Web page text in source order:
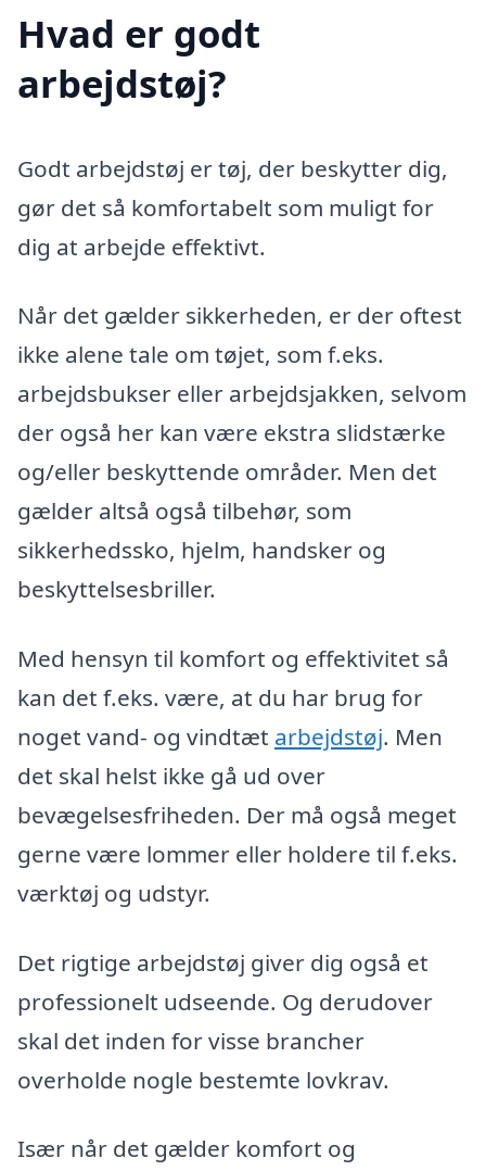
Hvad er godt
arbejdstøj?
Godt arbejdstøj er tøj, der beskytter dig,
gør det så komfortabelt som muligt for
dig at arbejde effektivt.
Når det gælder sikkerheden, er der oftest
ikke alene tale om tøjet, som f.eks.
arbejdsbukser eller arbejdsjakken, selvom
der også her kan være ekstra slidstærke
og/eller beskyttende områder. Men det
gælder altså også tilbehør, som
sikkerhedssko, hjelm, handsker og
beskyttelsesbriller.
Med hensyn til komfort og effektivitet så
kan det f.eks. være, at du har brug for
noget vand- og vindtæt arbejdstøj. Men
det skal helst ikke gå ud over
bevægelsesfriheden. Der må også meget
gerne være lommer eller holdere til f.eks.
værktøj og udstyr.
Det rigtige arbejdstøj giver dig også et
professionelt udseende. Og derudover
skal det inden for visse brancher
overholde nogle bestemte lovkrav.
Især når det gælder komfort og